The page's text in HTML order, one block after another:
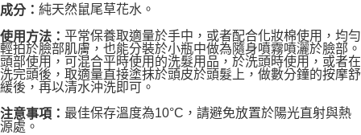
全家取貨付款
每筆NT$80，滿NT$999(含以上)免運費
全家純取貨 (先付款
每筆NT$80，滿NT$999(含以上)免運費
7-11取貨付款
成分： 純天然鼠尾草花水。
使用方法： 平常保養取適量於手中，或者配合化妝棉使用，均勻
輕拍於臉部肌膚，也能分裝於小瓶中做為隨身噴霧噴灑於臉部。
頭部使用，可混合平時使用的洗髮用品，於洗頭時使用，或者在
洗完頭後，取適量直接塗抹於頭皮於頭髮上，做數分鐘的按摩舒
緩後，再以清水沖洗即可。
注意事項： 最佳保存溫度為10°C，請避免放置於陽光直射與熱
源處。